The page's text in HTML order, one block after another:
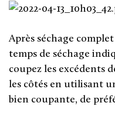
Après séchage
temps de séchage
coupez les excédents
les côtés en utilisant
bien coupante, de